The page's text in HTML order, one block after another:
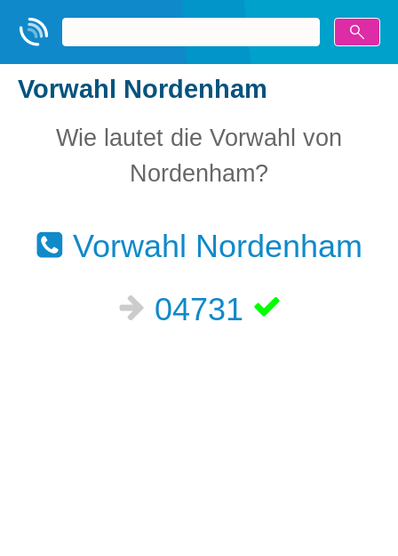
Vorwahl Nordenham
Wie lautet die Vorwahl von
Nordenham?
Vorwahl Nordenham
04731